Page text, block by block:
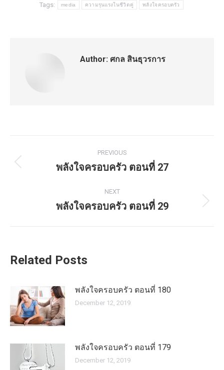
Tags: media ความรุนแรงในชีวิตคู่ พลังใจครอบครัว
Author: ศกล สินธุวรการ
navigation
PREVIOUS
Previous
พลังใจครอบครัว ตอนที่ 27
NEXT
Next
พลังใจครอบครัว ตอนที่ 29
Related Posts
พลังใจครอบครัว ตอนที่ 180
December 12, 2019
พลังใจครอบครัว ตอนที่ 179
December 12, 2019